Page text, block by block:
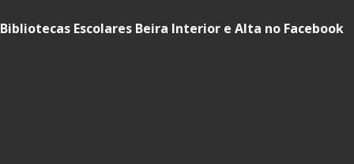
Bibliotecas Escolares Beira Interior e Alta no Facebook